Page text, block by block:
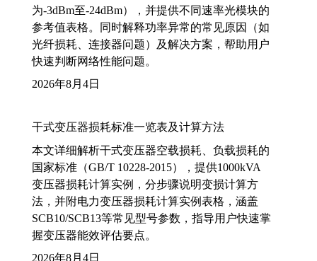
为-3dBm至-24dBm），并提供不同速率光模块的
参考值表格。同时解释功率异常的常见原因（如
光纤损耗、连接器问题）及解决方案，帮助用户
快速判断网络性能问题。
2026年8月4日
干式变压器损耗标准一览表及计算方法
本文详细解析干式变压器空载损耗、负载损耗的
国家标准（GB/T 10228-2015），提供1000kVA
变压器损耗计算实例，分步骤说明变损计算方
法，并附电力变压器损耗计算实例表格，涵盖
SCB10/SCB13等常见型号参数，指导用户快速掌
握变压器能效评估要点。
2026年8月4日